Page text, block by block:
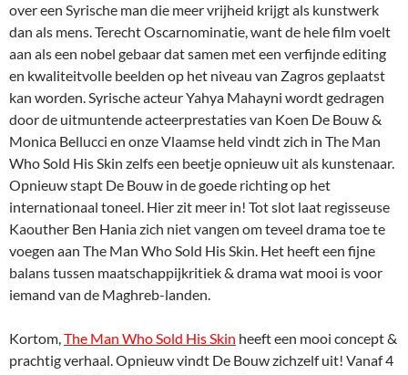
over een Syrische man die meer vrijheid krijgt als kunstwerk
dan als mens. Terecht Oscarnominatie, want de hele film voelt
aan als een nobel gebaar dat samen met een verfijnde editing
en kwaliteitvolle beelden op het niveau van Zagros geplaatst
kan worden. Syrische acteur Yahya Mahayni wordt gedragen
door de uitmuntende acteerprestaties van Koen De Bouw &
Monica Bellucci en onze Vlaamse held vindt zich in The Man
Who Sold His Skin zelfs een beetje opnieuw uit als kunstenaar.
Opnieuw stapt De Bouw in de goede richting op het
internationaal toneel. Hier zit meer in! Tot slot laat regisseuse
Kaouther Ben Hania zich niet vangen om teveel drama toe te
voegen aan The Man Who Sold His Skin. Het heeft een fijne
balans tussen maatschappijkritiek & drama wat mooi is voor
iemand van de Maghreb-landen.
Kortom,The Man Who Sold His Skin heeft een mooi concept &
prachtig verhaal. Opnieuw vindt De Bouw zichzelf uit! Vanaf 4